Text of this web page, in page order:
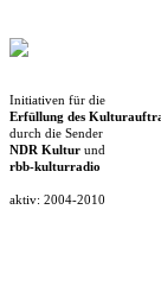
Initiativen für die
Erfüllung des
durch die Sender
NDR Kultur und
rbb-kulturradio
aktiv: 2004-2010